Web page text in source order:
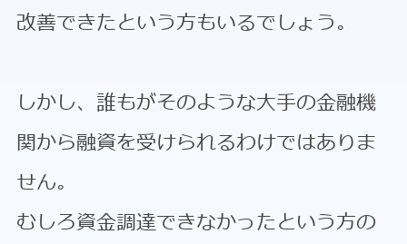
改善できたという方もいるでしょう。
しかし、誰もがそのような大手の金融機
関から融資を受けられるわけではありま
せん。
むしろ資金調達できなかったという方の